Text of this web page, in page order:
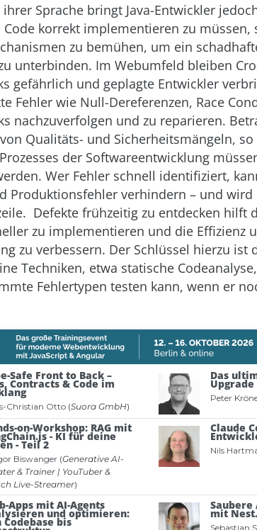
Sprache bringt Java-Entwickler
korrekt implementieren zu müssen,
zu bemühen, um ein
unterbinden. Im Webumfeld bleiben
gefährlich und geplagte Entwickler
Fehler wie Null-Dereferenzen, Race
nachzuverfolgen und zu reparieren.
Qualitäts- und Sicherheitsmängeln,
der Softwareentwicklung
Wer Fehler schnell identifiziert,
Produktionsfehler verhindern – und wird
Defekte frühzeitig zu entdecken hilft
zu implementieren und die Effizienz
zu verbessern. Der Schlüssel hierzu ist
Techniken, etwa statische
Fehlertypen testen kann, wenn er